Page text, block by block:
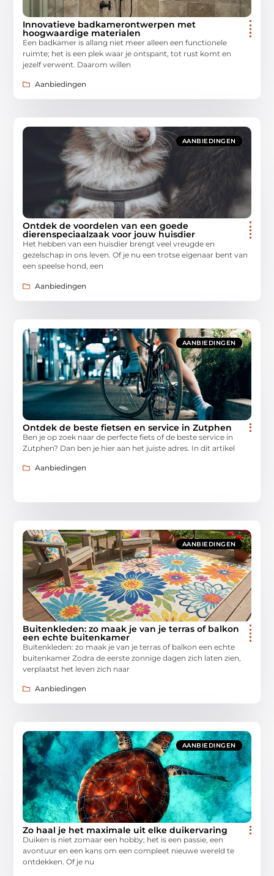
Innovatieve badkamerontwerpen met
hoogwaardige materialen
Een badkamer is allang niet meer alleen een functionele
ruimte; het is een plek waar je ontspant, tot rust komt en
jezelf verwent. Daarom willen
Aanbiedingen
AANBIEDINGEN
Ontdek de voordelen van een goede
dierenspeciaalzaak voor jouw huisdier
Het hebben van een huisdier brengt veel vreugde en
gezelschap in ons leven. Of je nu een trotse eigenaar bent van
een speelse hond, een
Aanbiedingen
AANBIEDINGEN
Ontdek de beste fietsen en service in Zutphen
Ben je op zoek naar de perfecte fiets of de beste service in
Zutphen? Dan ben je hier aan het juiste adres. In dit artikel
Aanbiedingen
AANBIEDINGEN
Buitenkleden: zo maak je van je terras of balkon
een echte buitenkamer
Buitenkleden: zo maak je van je terras of balkon een echte
buitenkamer Zodra de eerste zonnige dagen zich laten zien,
verplaatst het leven zich naar
Aanbiedingen
AANBIEDINGEN
Zo haal je het maximale uit elke duikervaring
Duiken is niet zomaar een hobby; het is een passie, een
avontuur en een kans om een compleet nieuwe wereld te
ontdekken. Of je nu